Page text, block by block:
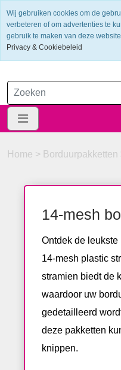
Verzendkosten €6.25 --->
Home > Borduurpakketten
14-mesh
Ontdek de
14-mesh plastic
stramien biedt de
waardoor uw
gedetailleerd
deze pakketten
knippen.
Wij gebruiken cookies om de
verbeteren of om advertenties te
gebruik te maken van deze
Privacy & Cookiebeleid